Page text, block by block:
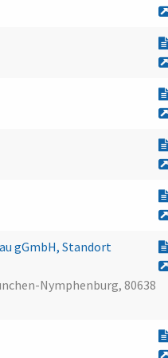
gGmbH, Standort
Nymphenburg, 80638